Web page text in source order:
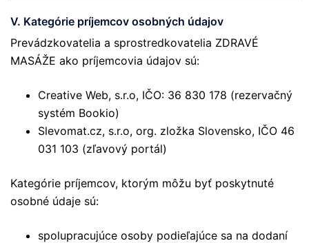
V. Kategórie príjemcov osobných údajov
Prevádzkovatelia a sprostredkovatelia ZDRAVÉ
MASÁŽE ako príjemcovia údajov sú:
Creative Web, s.r.o, IČO: 36 830 178 (rezervačný
systém Bookio)
Slevomat.cz, s.r.o, org. zložka Slovensko, IČO 46
031 103 (zľavový portál)
Kategórie príjemcov, ktorým môžu byť poskytnuté
osobné údaje sú:
spolupracujúce osoby podieľajúce sa na dodaní